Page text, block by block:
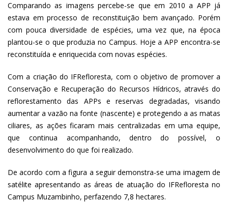
Comparando as imagens percebe-se que em 2010 a APP já
estava em processo de reconstituição bem avançado. Porém
com pouca diversidade de espécies, uma vez que, na época
plantou-se o que produzia no Campus. Hoje a APP encontra-se
reconstituída e enriquecida com novas espécies.
Com a criação do IFRefloresta, com o objetivo de promover a
Conservação e Recuperação do Recursos Hídricos, através do
reflorestamento das APPs e reservas degradadas, visando
aumentar a vazão na fonte (nascente) e protegendo a as matas
ciliares, as ações ficaram mais centralizadas em uma equipe,
que continua acompanhando, dentro do possível, o
desenvolvimento do que foi realizado.
De acordo com a figura a seguir demonstra-se uma imagem de
satélite apresentando as áreas de atuação do IFRefloresta no
Campus Muzambinho, perfazendo 7,8 hectares.